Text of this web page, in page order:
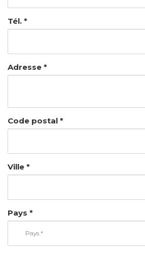
Tél. *
Adresse *
Code postal *
Ville *
Pays *